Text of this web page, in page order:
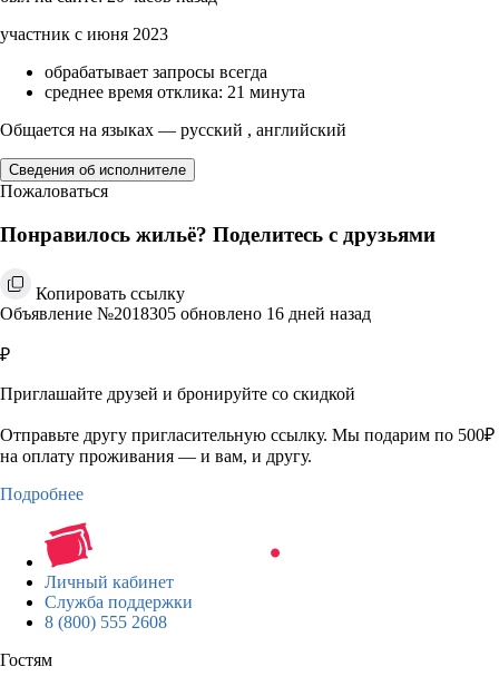
участник с июня 2023
обрабатывает запросы всегда
среднее время отклика: 21 минута
Общается на языках — русский , английский
Сведения об исполнителе
Пожаловаться
Понравилось жильё? Поделитесь с друзьями
Копировать ссылку
Объявление №2018305 обновлено 16 дней назад
₽
Приглашайте друзей и бронируйте со скидкой
Отправьте другу пригласительную ссылку. Мы подарим по 500₽
на оплату проживания — и вам, и другу.
Подробнее
Личный кабинет
Служба поддержки
8 (800) 555 2608
Гостям